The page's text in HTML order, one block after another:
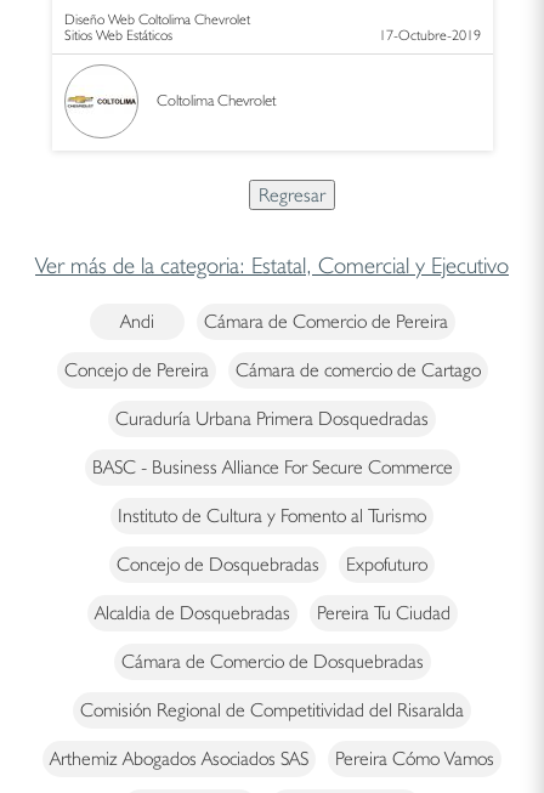
Diseño Web Coltolima Chevrolet
Sitios Web Estáticos
17-Octubre-2019
Coltolima Chevrolet
Ver más de la categoria: Estatal, Comercial y Ejecutivo
Andi Cámara de Comercio de Pereira
Concejo de Pereira Cámara de comercio de Cartago
Curaduría Urbana Primera Dosquedradas
BASC - Business Alliance For Secure Commerce
Instituto de Cultura y Fomento al Turismo
Concejo de Dosquebradas Expofuturo
Alcaldia de Dosquebradas Pereira Tu Ciudad
Cámara de Comercio de Dosquebradas
Comisión Regional de Competitividad del Risaralda
Arthemiz Abogados Asociados SAS Pereira Cómo Vamos